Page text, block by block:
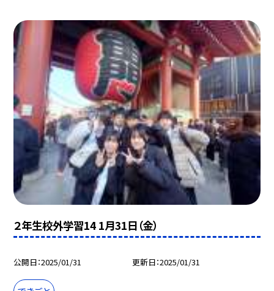
２年生校外学習14 1月31日（金）
公開日 2025/01/31 更新日 2025/01/31